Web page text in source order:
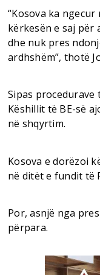
“Kosova ka
kërkesën e saj për
dhe nuk pres
ardhshëm”, thotë
Sipas procedurave
Këshillit të BE-së
në shqyrtim.
Kosova e dorëzoi
në ditët e fundit të
Por, asnjë nga
përpara.